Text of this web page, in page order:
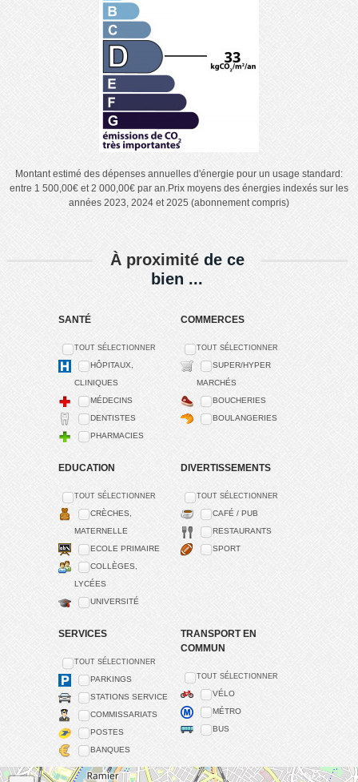
Montant estimé des dépenses annuelles d'énergie pour un usage standard:
entre 1 500,00€ et 2 000,00€ par an.Prix moyens des énergies indexés sur les
années 2023, 2024 et 2025 (abonnement compris)
À proximité de ce
bien ...
SANTÉ
TOUT SÉLECTIONNER
HÔPITAUX,
CLINIQUES
MÉDECINS
DENTISTES
PHARMACIES
COMMERCES
TOUT SÉLECTIONNER
SUPER/HYPER
MARCHÉS
BOUCHERIES
BOULANGERIES
EDUCATION
TOUT SÉLECTIONNER
CRÈCHES,
MATERNELLE
ECOLE PRIMAIRE
COLLÈGES,
LYCÉES
UNIVERSITÉ
DIVERTISSEMENTS
TOUT SÉLECTIONNER
CAFÉ / PUB
RESTAURANTS
SPORT
SERVICES
TOUT SÉLECTIONNER
PARKINGS
STATIONS SERVICE
COMMISSARIATS
POSTES
BANQUES
TRANSPORT EN
COMMUN
TOUT SÉLECTIONNER
VÉLO
MÉTRO
BUS